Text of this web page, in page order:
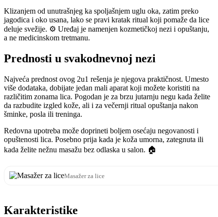
Klizanjem od unutrašnjeg ka spoljašnjem uglu oka, zatim preko
jagodica i oko usana, lako se pravi kratak ritual koji pomaže da lice
deluje svežije. ⚙️ Uređaj je namenjen kozmetičkoj nezi i opuštanju,
a ne medicinskom tretmanu.
Prednosti u svakodnevnoj nezi
Najveća prednost ovog 2u1 rešenja je njegova praktičnost. Umesto
više dodataka, dobijate jedan mali aparat koji možete koristiti na
različitim zonama lica. Pogodan je za brzu jutarnju negu kada želite
da razbudite izgled kože, ali i za večernji ritual opuštanja nakon
šminke, posla ili treninga.
Redovna upotreba može doprineti boljem osećaju negovanosti i
opuštenosti lica. Posebno prija kada je koža umorna, zategnuta ili
kada želite nežnu masažu bez odlaska u salon. 🏠
Masažer za lice
Karakteristike